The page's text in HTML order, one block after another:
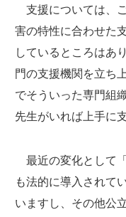
支援については、
害の特性に合わせた
しているところはあ
門の支援機関を立ち
でそういった専門組
先生がいれば上手に
最近の変化として
も法的に導入されて
いますし、その他公